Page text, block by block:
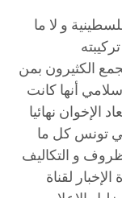
و لا ما
الكثيرون بمن
أنها كانت
نهائيا
تونس كل ما
و التكاليف
لقناة